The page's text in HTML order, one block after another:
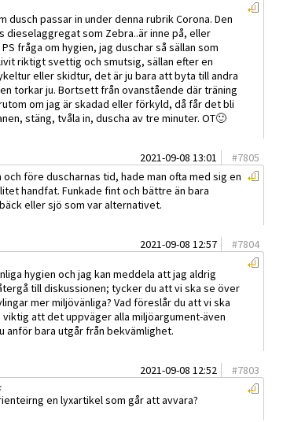
dusch passar in under denna rubrik Corona. Den
dieselaggregat som Zebra..är inne på, eller
fråga om hygien, jag duschar så sällan som
riktigt svettig och smutsig, sällan efter en
eller skidtur, det är ju bara att byta till andra
torkar ju. Bortsett från ovanstående där träning
om jag är skadad eller förkyld, då får det bli
stäng, tvåla in, duscha av tre minuter. OT🙂
2021-09-08 13:01 #7805
före duscharnas tid, hade man ofta med sig en
handfat. Funkade fint och bättre än bara
eller sjö som var alternativet.
2021-09-08 12:57 #7804
hygien och jag kan meddela att jag aldrig
till diskussionen; tycker du att vi ska se över
mer miljövänliga? Vad föreslår du att vi ska
att det uppväger alla miljöargument-även
bara utgår från bekvämlighet.
2021-09-08 12:52 #7803
:
en lyxartikel som går att avvara?